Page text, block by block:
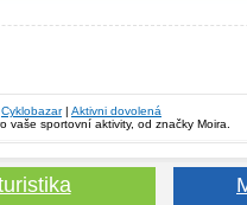
Cyklobazar| Aktivni dovolená
vaše sportovní aktivity, od značky Moira.